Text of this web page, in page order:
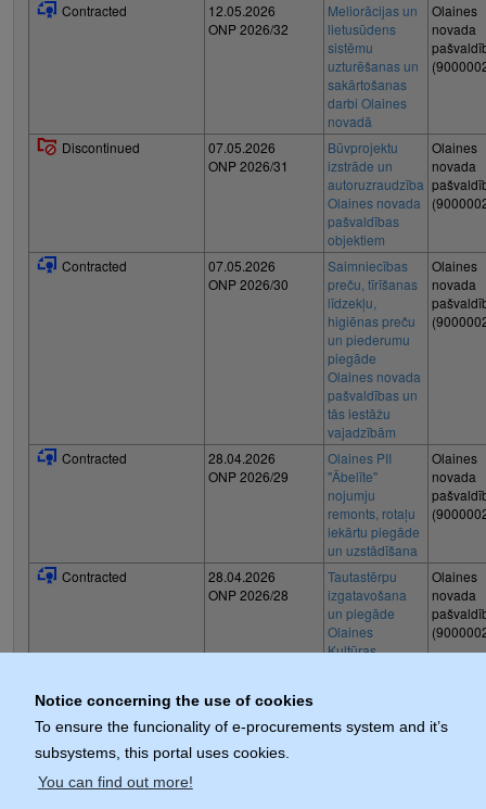
Notice concerning the use of cookies
To ensure the funcionality of e-procurements system and it’s
subsystems, this portal uses cookies.
You can find out more!
Contracted
12.05.2026
ONP 2026/32
Meliorācijas un
lietusūdens
sistēmu
uzturēšanas un
sakārtošanas
darbi Olaines
novadā
Olaines
novada
Discontinued
07.05.2026
ONP 2026/31
Būvprojektu
izstrāde un
autoruzraudzība
Olaines novada
pašvaldības
objektiem
Olaines
novada
Contracted
07.05.2026
ONP 2026/30
Saimniecības
preču, tīrīšanas
līdzekļu,
higiēnas preču
un piederumu
piegāde
Olaines novada
pašvaldības un
tās iestāžu
vajadzībām
Olaines
novada
Contracted
28.04.2026
ONP 2026/29
Olaines PII
"Ābelīte"
nojumju
remonts, rotaļu
iekārtu piegāde
un uzstādīšana
Olaines
novada
Contracted
28.04.2026
ONP 2026/28
Tautastērpu
izgatavošana
un piegāde
Olaines
Kultūras
Olaines
novada
-20from443entries
page
from